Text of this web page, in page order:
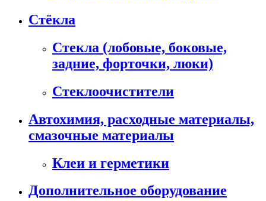
Стёкла
Стекла (лобовые, боковые,
задние, форточки, люки)
Стеклоочистители
Автохимия, расходные материалы,
смазочные материалы
Клеи и герметики
Дополнительное оборудование